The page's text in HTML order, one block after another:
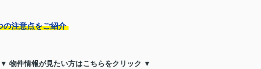
の注意点をご紹介
▼ 物件情報が見たい方はこちらをクリック ▼